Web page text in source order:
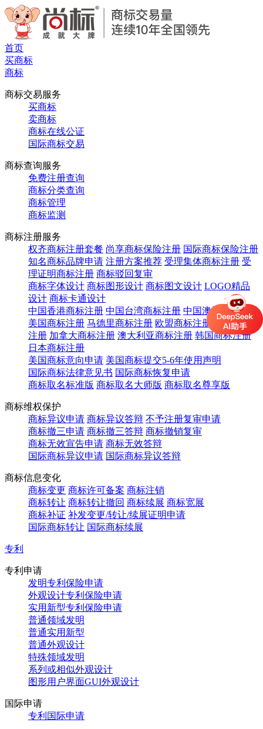
首页
买商标
商标
商标交易服务
买商标
卖商标
商标在线公证
国际商标交易
商标查询服务
免费注册查询
商标分类查询
商标管理
商标监测
商标注册服务
权齐商标注册套餐 尚享商标保险注册 国际商标保险注册
知名商标品牌申请 注册方案推荐 受理集体商标注册 受
理证明商标注册 商标驳回复审
商标字体设计 商标图形设计 商标图文设计 LOGO精品
设计 商标卡通设计
中国香港商标注册 中国台湾商标注册 中国澳门商标注册
美国商标注册 马德里商标注册 欧盟商标注册
英国商标
注册 加拿大商标注册 澳大利亚商标注册 韩国商标注册
日本商标注册
美国商标意向申请 美国商标提交5-6年使用声明
国际商标法律意见书 国际商标恢复申请
商标取名标准版 商标取名大师版 商标取名尊享版
商标维权保护
商标异议申请 商标异议答辩 不予注册复审申请
商标撤三申请 商标撤三答辩 商标撤销复审
商标无效宣告申请 商标无效答辩
国际商标异议申请 国际商标异议答辩
商标信息变化
商标变更 商标许可备案 商标注销
商标转让 商标转让撤回 商标续展 商标宽展
商标补证 补发变更/转让/续展证明申请
国际商标转让 国际商标续展
专利
专利申请
发明专利保险申请
外观设计专利保险申请
实用新型专利保险申请
普通领域发明
普通实用新型
普通外观设计
特殊领域发明
系列或相似外观设计
图形用户界面GUI外观设计
国际申请
专利国际申请